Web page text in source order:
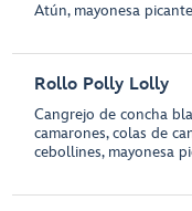
Atún, mayonesa
Rollo Polly Lolly
Cangrejo de concha
camarones, colas de
cebollines, mayonesa